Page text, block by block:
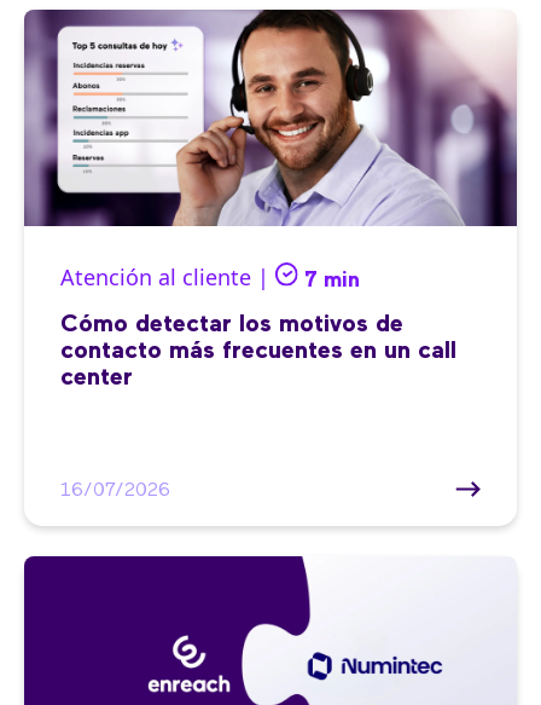
Atención al cliente | 7 min
Cómo detectar los motivos de
contacto más frecuentes en un call
center
16/07/2026